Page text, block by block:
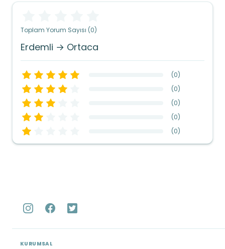
Toplam Yorum Sayısı (0)
Erdemli → Ortaca
(0)
(0)
(0)
(0)
(0)
KURUMSAL